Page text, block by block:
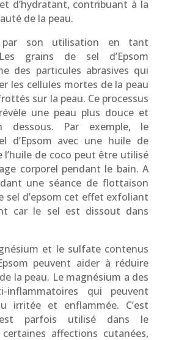
d’hydratant, contribuant à la
de la peau.
par son utilisation en tant
grains de sel d’Epsom
des particules abrasives qui
les cellules mortes de la peau
sur la peau. Ce processus
une peau plus douce et
dessous. Par exemple, le
d’Epsom avec une huile de
l’huile de coco peut être utilisé
corporel pendant le bain. A
une séance de flottaison
sel d’epsom cet effet exfoliant
car le sel est dissout dans
et le sulfate contenus
peuvent aider à réduire
la peau. Le magnésium a des
inflammatoires qui peuvent
irritée et enflammée. C’est
parfois utilisé dans le
affections cutanées,